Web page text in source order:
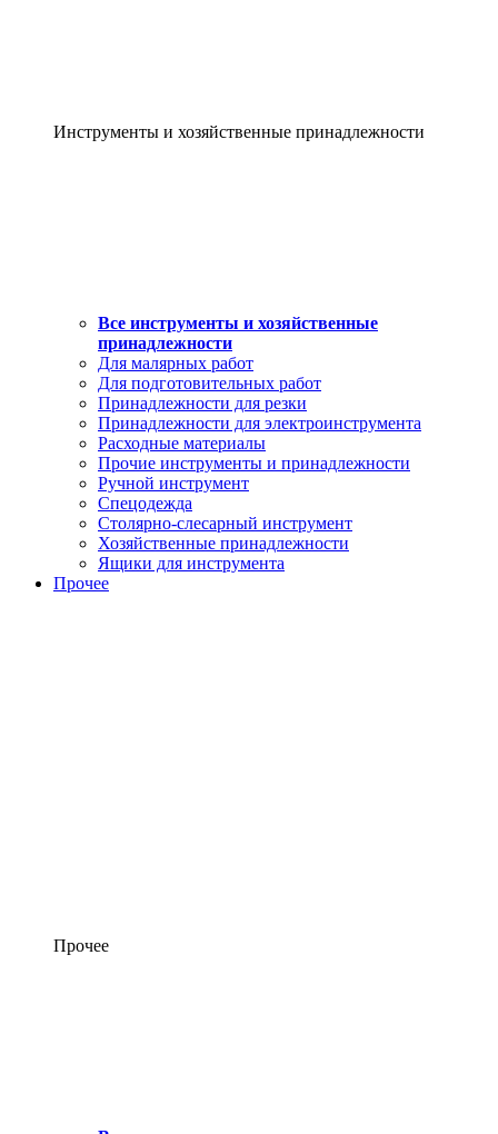
Инструменты и хозяйственные принадлежности
Все инструменты и хозяйственные
принадлежности
Для малярных работ
Для подготовительных работ
Принадлежности для резки
Принадлежности для электроинструмента
Расходные материалы
Прочие инструменты и принадлежности
Ручной инструмент
Спецодежда
Столярно-слесарный инструмент
Хозяйственные принадлежности
Ящики для инструмента
Прочее
Прочее